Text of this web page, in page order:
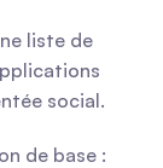
liste de
social.
de base :